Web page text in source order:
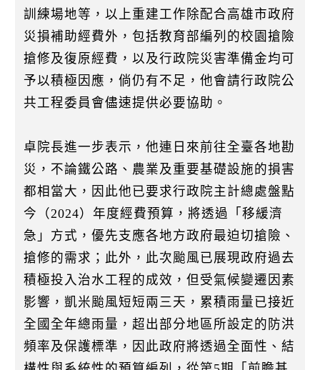
訓練場地等，以上重建工作除配合高雄市政府
災損補助經費外，包括教育部編列的校園搶險
搶修及復原經費，以及行政院災害準備金均可
予以積極因應，倘仍有不足，他會請行政院公
共工程委員會儘速提供必要協助。
卓院長進一步表示，他連日來前往全臺各地勘
災，不論鐵公路、農業及重要基礎設施的損害
都相當大，因此他已要求行政院主計總處盤點
今（2024）年度經費預算，將透過「移緩濟
急」方式，優先支應各地方政府最迫切搶險、
搶修的需求；此外，此次颱風已展現政府過去
積極投入治水工程的成效，但受氣候變遷因素
影響，凱米颱風短短兩三天，累積雨量已接近
全國全年總雨量，超出部分地區所設定的防洪
頻率及保護標準，因此政府將透過全面性、結